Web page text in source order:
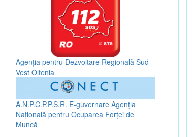
Agenția pentru Dezvoltare Regională Sud-
Vest Oltenia
A.N.P.C.P.P.S.R. E-guvernare Agenția
Națională pentru Ocuparea Forței de
Muncă